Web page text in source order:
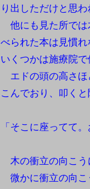
り出しただけと思
他にも見た所では
べられた本は見慣れ
いくつかは施療院で
エドの頭の高さほ
こんでおり、叩くと
「そこに座ってて
木の衝立の向こう
微かに衝立の向こ